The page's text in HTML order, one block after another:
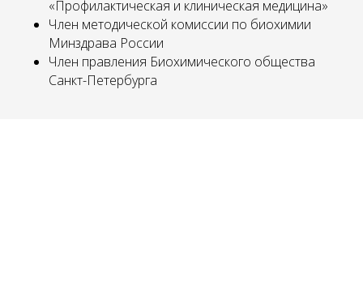
«Профилактическая и клиническая медицина»
Член методической комиссии по биохимии
Минздрава России
Член правления Биохимического общества
Санкт-Петербурга